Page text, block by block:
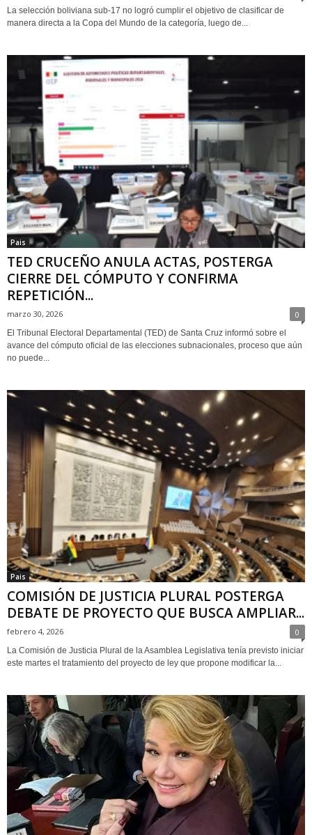
La selección boliviana sub-17 no logró cumplir el objetivo de clasificar de
manera directa a la Copa del Mundo de la categoría, luego de...
Pais
TED CRUCEÑO ANULA ACTAS, POSTERGA
CIERRE DEL CÓMPUTO Y CONFIRMA
REPETICIÓN...
marzo 30, 2026 0
El Tribunal Electoral Departamental (TED) de Santa Cruz informó sobre el
avance del cómputo oficial de las elecciones subnacionales, proceso que aún
no puede...
Pais
COMISIÓN DE JUSTICIA PLURAL POSTERGA
DEBATE DE PROYECTO QUE BUSCA AMPLIAR...
febrero 4, 2026 0
La Comisión de Justicia Plural de la Asamblea Legislativa tenía previsto iniciar
este martes el tratamiento del proyecto de ley que propone modificar la...